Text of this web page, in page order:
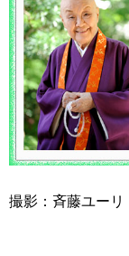
撮影：斉藤ユーリ